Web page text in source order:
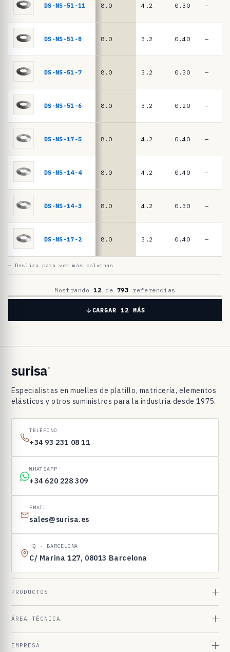
m
e
e
p
l
l
D
N
0
9
3
/
D
6
3
DS-NS-51-11 8.0 4.2 0.30 —
DS-NS-51-8 8.0 3.2 0.40 —
DS-NS-51-7 8.0 3.2 0.30 —
DS-NS-51-6 8.0 3.2 0.20 —
DS-NS-17-5 8.0 4.2 0.40 —
DS-NS-14-4 8.0 4.2 0.40 —
DS-NS-14-3 8.0 4.2 0.30 —
DS-NS-17-2 8.0 3.2 0.40 —
← Desliza para ver más columnas
Mostrando12de 793 referencias
CARGAR 12 MÁS
surisa®
Especialistas en muelles de platillo, matricería, elementos
elásticos y otros suministros para la industria desde 1975.
TELÉFONO
+34 93 231 08 11
WHATSAPP
+34 620 228 309
EMAIL
sales@surisa.es
HQ · BARCELONA
C/ Marina 127, 08013 Barcelona
PRODUCTOS
ÁREA TÉCNICA
EMPRESA